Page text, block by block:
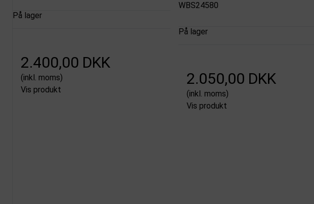
På lager
2.400,00 DKK
(inkl. moms)
Vis produkt
WBS24580
På lager
2.050,00 DKK
(inkl. moms)
Vis produkt